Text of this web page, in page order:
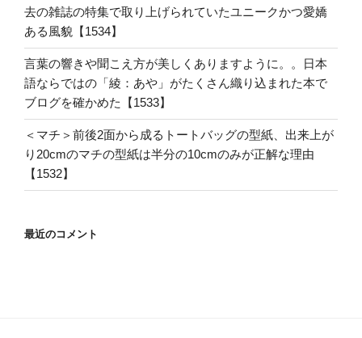
去の雑誌の特集で取り上げられていたユニークかつ愛嬌
ある風貌【1534】
言葉の響きや聞こえ方が美しくありますように。。日本
語ならではの「綾：あや」がたくさん織り込まれた本で
ブログを確かめた【1533】
＜マチ＞前後2面から成るトートバッグの型紙、出来上が
り20cmのマチの型紙は半分の10cmのみが正解な理由
【1532】
最近のコメント